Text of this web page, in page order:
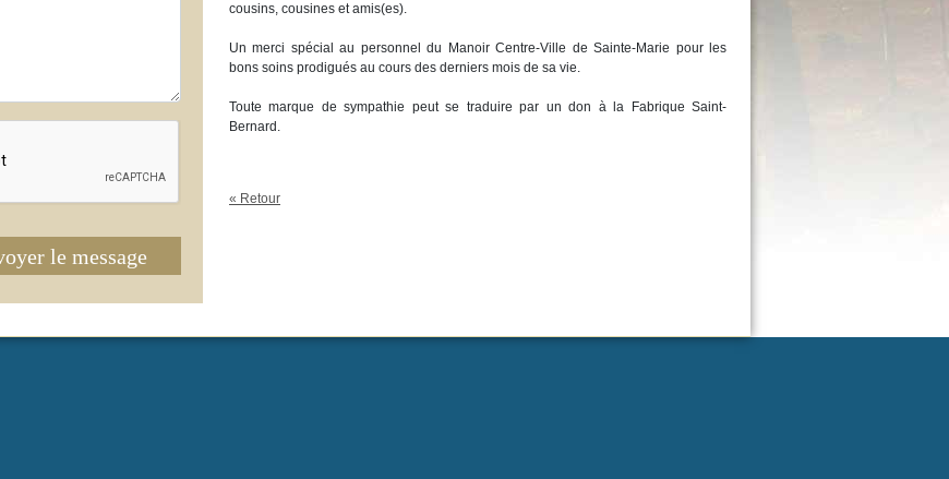
le message
cousins, cousines et amis(es).
Un merci spécial au personnel du Manoir Centre-Ville de Sainte-Marie pour les
bons soins prodigués au cours des derniers mois de sa vie.
Toute marque de sympathie peut se traduire par un don à la Fabrique Saint-
Bernard.
« Retour